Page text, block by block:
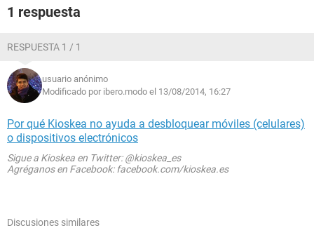
1 respuesta
RESPUESTA 1 / 1
usuario anónimo
Modificado por ibero.modo el 13/08/2014, 16:27
Por qué Kioskea no ayuda a desbloquear móviles (celulares)
o dispositivos electrónicos
Sigue a Kioskea en Twitter: @kioskea_es
Agréganos en Facebook: facebook.com/kioskea.es
Discusiones similares